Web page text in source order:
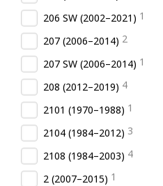
206 SW (2002–2021) 1
207 (2006–2014) 2
207 SW (2006–2014) 1
208 (2012–2019) 4
2101 (1970–1988) 1
2104 (1984–2012) 3
2108 (1984–2003) 4
2 (2007–2015) 1